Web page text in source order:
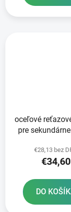
oceľové
pre
€28,13 bez
€34,60
DO